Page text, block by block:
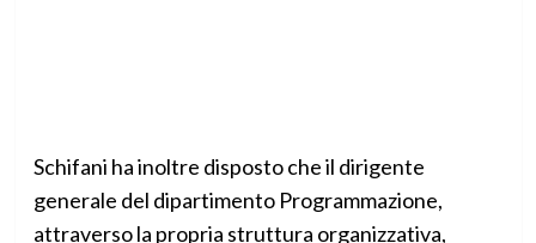
Schifani ha inoltre disposto che il dirigente
generale del dipartimento Programmazione,
attraverso la propria struttura organizzativa,